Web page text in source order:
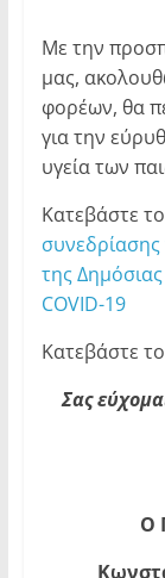
Με την
μας,
φορέων, θα
για την
υγεία των
Κατεβάστε το
της
COVID-19
Κατεβάστε
Σας
Ο